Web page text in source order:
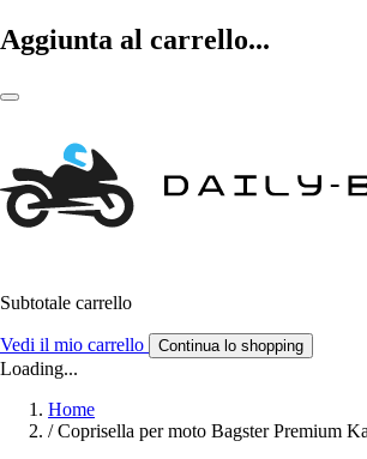
Aggiunta al carrello...
Subtotale carrello
Vedi il mio carrello Continua lo shopping
Loading...
Home
/ Coprisella per moto Bagster Premium